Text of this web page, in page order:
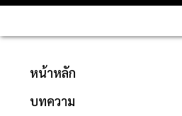
หน้าหลัก
บทความ